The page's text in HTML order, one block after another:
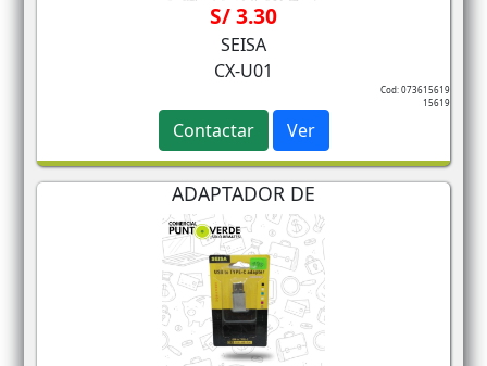
S/ 3.30
SEISA
CX-U01
Cod: 073615619
15619
Contactar Ver
ADAPTADOR DE